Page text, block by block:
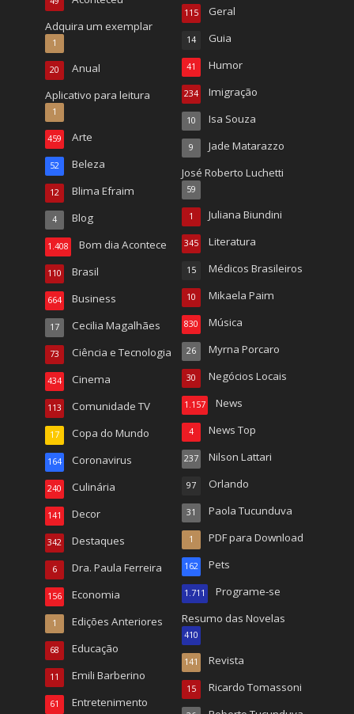
Adquira um exemplar
1
Anual
20
Aplicativo para leitura
1
Arte
459
Beleza
52
Blima Efraim
12
Blog
4
Bom dia Acontece
1.408
Brasil
110
Business
664
Cecilia Magalhães
17
Ciência e Tecnologia
73
Cinema
434
Comunidade TV
113
Copa do Mundo
17
Coronavirus
164
Culinária
240
Decor
141
Destaques
342
Dra. Paula Ferreira
6
Economia
156
Edições Anteriores
1
Educação
68
Emili Barberino
11
Entretenimento
61
Geral
115
Guia
14
Humor
41
Imigração
234
Isa Souza
10
Jade Matarazzo
9
José Roberto Luchetti
59
Juliana Biundini
1
Literatura
345
Médicos Brasileiros
15
Mikaela Paim
10
Música
830
Myrna Porcaro
26
Negócios Locais
30
News
1.157
News Top
4
Nilson Lattari
237
Orlando
97
Paola Tucunduva
31
PDF para Download
1
Pets
162
Programe-se
1.711
Resumo das Novelas
410
Revista
141
Ricardo Tomassoni
15